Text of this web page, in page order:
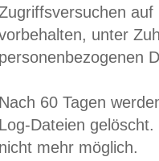
unter
personenbezogenen
Nach 60 Tagen
Log-Dateien
nicht mehr möglich.